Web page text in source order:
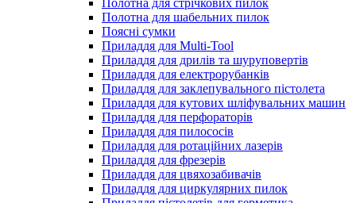
Полотна для стрічкових пилок
Полотна для шабельних пилок
Поясні сумки
Приладдя для Multi-Tool
Приладдя для дрилів та шуруповертів
Приладдя для електрорубанків
Приладдя для заклепувального пістолета
Приладдя для кутових шліфувальних машин
Приладдя для перфораторів
Приладдя для пилососів
Приладдя для ротаційних лазерів
Приладдя для фрезерів
Приладдя для цвяхозабивачів
Приладдя для циркулярних пилок